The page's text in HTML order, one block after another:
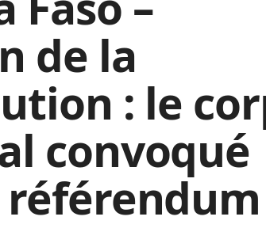
de la
: le
convoqué